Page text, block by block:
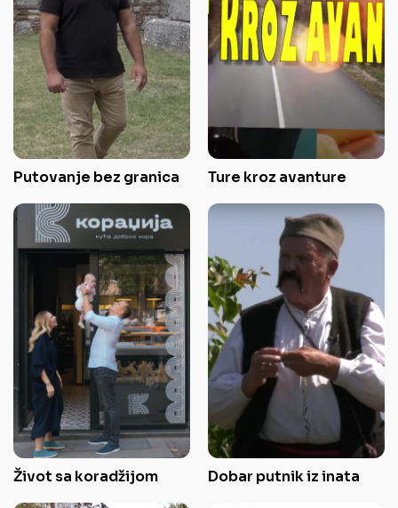
Putovanje bez granica Ture kroz avanture
Život sa koradžijom Dobar putnik iz inata